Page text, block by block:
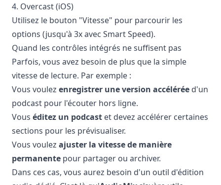
4. Overcast (iOS)
Utilisez le bouton "Vitesse" pour parcourir les
options (jusqu'à 3x avec Smart Speed).
Quand les contrôles intégrés ne suffisent pas
Parfois, vous avez besoin de plus que la simple
vitesse de lecture. Par exemple :
Vous voulez enregistrer une version accélérée d'un
podcast pour l'écouter hors ligne.
Vous éditez un podcast et devez accélérer certaines
sections pour les prévisualiser.
Vous voulez ajuster la vitesse de manière
permanente pour partager ou archiver.
Dans ces cas, vous aurez besoin d'un outil d'édition